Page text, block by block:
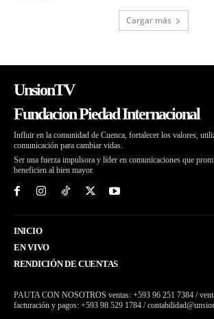
Cargar más
UnsionTV
Fundacion Piedad Internacional
Influir en la comunidad de Cuenca, fortalecer los valores,
comunicación para cambiar vidas.
Ser una fuerza impulsora y líder en comunicaciones que
beneficien al bien mayor.
INICIO
EN VIVO
RENDICIÓN DE CUENTAS
PAUTA CON NOSOTROS ventas: +593 96 251 7384 /
facturación y pagos: +593 98 529 1784 /